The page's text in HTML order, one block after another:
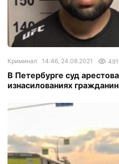
Криминал 14:46, 24.08.2021
В Петербурге суд
изнасилованиях